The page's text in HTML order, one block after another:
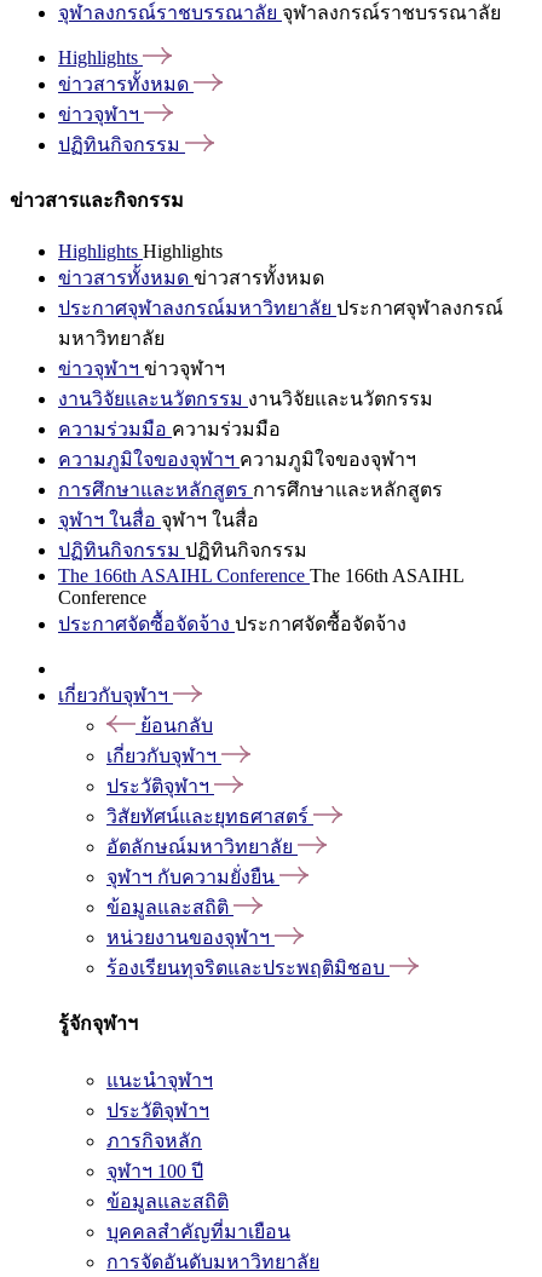
จุฬาลงกรณ์ราชบรรณาลัย จุฬาลงกรณ์ราชบรรณาลัย
Highlights
ข่าวสารทั้งหมด
ข่าวจุฬาฯ
ปฏิทินกิจกรรม
ข่าวสารและกิจกรรม
Highlights Highlights
ข่าวสารทั้งหมด ข่าวสารทั้งหมด
ประกาศจุฬาลงกรณ์มหาวิทยาลัย ประกาศจุฬาลงกรณ์
มหาวิทยาลัย
ข่าวจุฬาฯ ข่าวจุฬาฯ
งานวิจัยและนวัตกรรม งานวิจัยและนวัตกรรม
ความร่วมมือ ความร่วมมือ
ความภูมิใจของจุฬาฯ ความภูมิใจของจุฬาฯ
การศึกษาและหลักสูตร การศึกษาและหลักสูตร
จุฬาฯ ในสื่อ จุฬาฯ ในสื่อ
ปฏิทินกิจกรรม ปฏิทินกิจกรรม
The 166th ASAIHL Conference The 166th ASAIHL
Conference
ประกาศจัดซื้อจัดจ้าง ประกาศจัดซื้อจัดจ้าง
เกี่ยวกับจุฬาฯ
ย้อนกลับ
เกี่ยวกับจุฬาฯ
ประวัติจุฬาฯ
วิสัยทัศน์และยุทธศาสตร์
อัตลักษณ์มหาวิทยาลัย
จุฬาฯ กับความยั่งยืน
ข้อมูลและสถิติ
หน่วยงานของจุฬาฯ
ร้องเรียนทุจริตและประพฤติมิชอบ
รู้จักจุฬาฯ
แนะนำจุฬาฯ
ประวัติจุฬาฯ
ภารกิจหลัก
จุฬาฯ 100 ปี
ข้อมูลและสถิติ
บุคคลสำคัญที่มาเยือน
การจัดอันดับมหาวิทยาลัย